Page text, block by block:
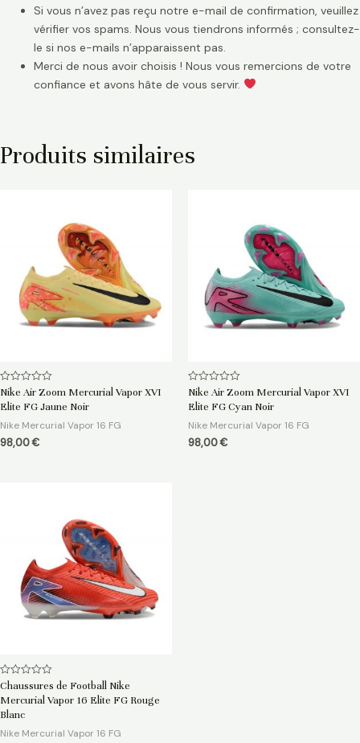
Si vous n’avez pas reçu notre e-mail de confirmation, veuillez
vérifier vos spams. Nous vous tiendrons informés ; consultez-
le si nos e-mails n’apparaissent pas.
Merci de nous avoir choisis ! Nous vous remercions de votre
confiance et avons hâte de vous servir.
Produits similaires
Note
sur
Nike Air Zoom Mercurial Vapor XVI
Elite FG Jaune Noir
Nike Mercurial Vapor 16 FG
98,00€
Note
sur
Nike Air Zoom Mercurial Vapor XVI
Elite FG Cyan Noir
Nike Mercurial Vapor 16 FG
98,00€
Note
sur
5
Chaussures de Football Nike
Mercurial Vapor 16 Elite FG Rouge
Blanc
Nike Mercurial Vapor 16 FG